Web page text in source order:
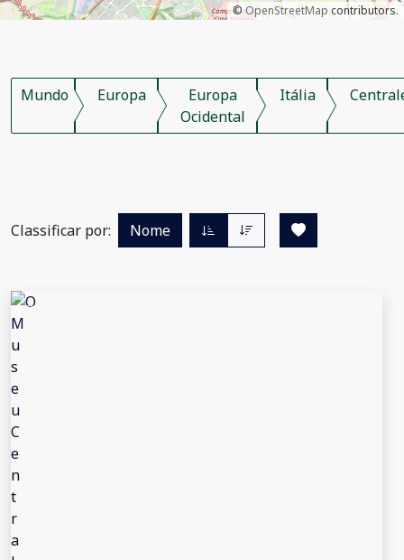
©OpenStreetMap contributors.
Mundo Europa
Europa
Ocidental
Itália
Classificar por: Nome